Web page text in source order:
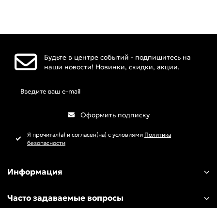
Будьте в центре событий - подпишитесь на
наши новости! Новинки, скидки, акции.
Оформить подписку
Я прочитал(а) и согласен(на) с условиями Политика
безопасности
Информация
Часто задаваемые вопросы